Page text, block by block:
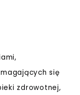
się
zdrowotnej,